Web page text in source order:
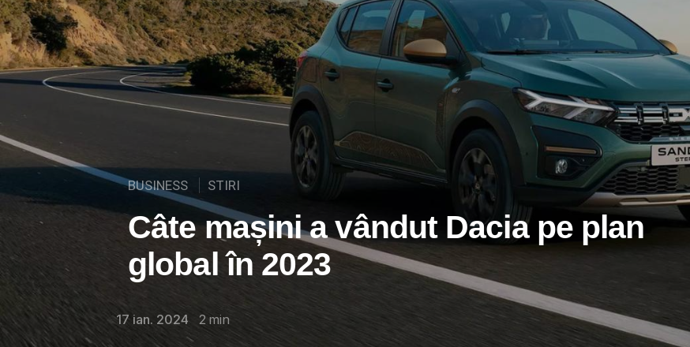
BUSINESS STIRI
Câte mașini a vândut Dacia pe plan
global în 2023
17 ian. 2024 2 min